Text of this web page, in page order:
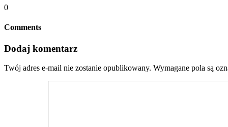
0
Comments
Dodaj komentarz
Twój adres e-mail nie zostanie opublikowany. Wymagane pola są